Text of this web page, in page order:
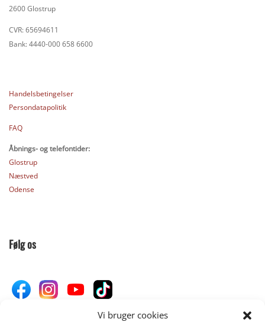
Vi bruger cookies
2600 Glostrup
CVR: 65694611
Bank: 4440-000 658 6600
Handelsbetingelser
Persondatapolitik
FAQ
Åbnings- og telefontider:
Glostrup
Næstved
Odense
Følg os